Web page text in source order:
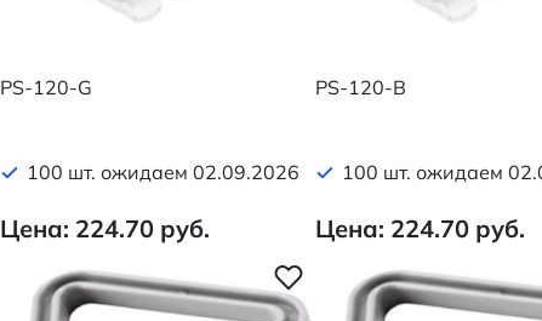
PS-120-G
100 шт. ожидаем 02.09.2026
Цена: 224.70 руб.
PS-120-B
100 шт. ожидаем
Цена: 224.70 руб.